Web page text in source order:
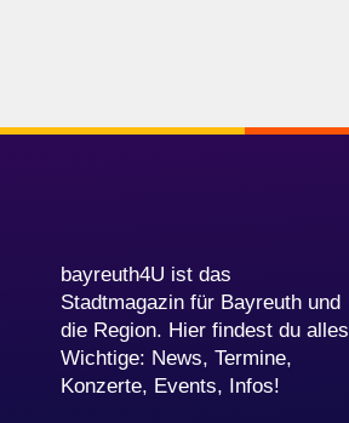
bayreuth4U ist das
Stadtmagazin für Bayreuth und
die Region. Hier findest du alles
Wichtige: News, Termine,
Konzerte, Events, Infos!